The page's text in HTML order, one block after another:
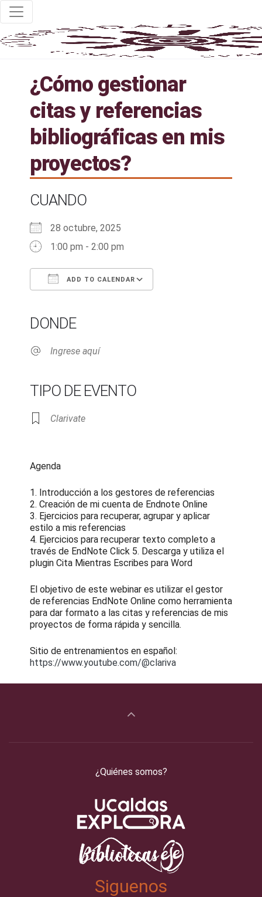
¿Cómo gestionar
citas y referencias
bibliográficas en mis
proyectos?
CUANDO
28 octubre, 2025
1:00 pm - 2:00 pm
ADD TO CALENDAR
DONDE
Ingrese aquí
TIPO DE EVENTO
Clarivate
Agenda
1. Introducción a los gestores de referencias
2. Creación de mi cuenta de Endnote Online
3. Ejercicios para recuperar, agrupar y aplicar
estilo a mis referencias
4. Ejercicios para recuperar texto completo a
través de EndNote Click 5. Descarga y utiliza el
plugin Cita Mientras Escribes para Word
El objetivo de este webinar es utilizar el gestor
de referencias EndNote Online como herramienta
para dar formato a las citas y referencias de mis
proyectos de forma rápida y sencilla.
Sitio de entrenamientos en español:
https://www.youtube.com/@clariva
¿Quiénes somos?
Siguenos